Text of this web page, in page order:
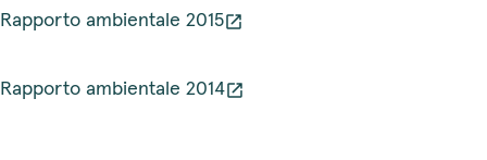
Rapporto ambientale 2015
Rapporto ambientale 2014